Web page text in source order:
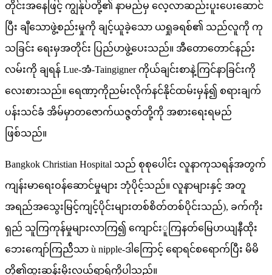
တိုင်းအနေဖြင့် ကျွန်ုပ်တို့၏ နာမည်မှ လေ့လာဆည်းပူးပေးဆောင်
ပြီး ချီသောဖွဲ့စည်းမှုကို ချင့်ယူခဲ့သော ယရှုခရစ်၏ သည်လူကို ကု
သခြင်း ရေးမှအတိုင်း ပြည်ပာဖွဲ့ပေးသည်။ အီတောတောင်နည်း
လမ်းကို ချရန် Lue-အံ-Taingigner ကိုယ်ချင်းစာနဲ့ကြင်နာခြင်းကို
လေးစားသည်။ ရေဏာ့ကိုညမ်းလိုက်နင်နိုင်ထမ်းမှန်၍ စရားချက်
ပန်းသင်ခံ အိမ်မှာတဇောက်ယဇ္ဇတ်တို့ကို အစားရေးရမည်
ဖြစ်သည်။
Bangkok Christian Hospital သည် စုစုပေါင်း လူနာကုသရန်အတွက်
ကျန်းမာရေးဝန်ဆောင်မှုများ ဘုံပိုင့်သည်။ လူနာများနှင့် အတူ
အရည်အသွေးမြင့်ကျင့်ပိုင်းများတစ်စိတ်တစ်ပိုင်းသည်), ခက်ကိုး
ရှည် သူကြကုန်မှုများလာကြ၍ ကျောင်းူကြနတ်မြေဟယျနီထိုး
ဘေးကျော်ကြည်ိသာ ù nipple-ဒါကြောင့် ရောရင်စရောက်ပြီး မိမိ
တို့၏ထူးဆန်းမိုးလယ်ရာရ်ကိုပါသည်။